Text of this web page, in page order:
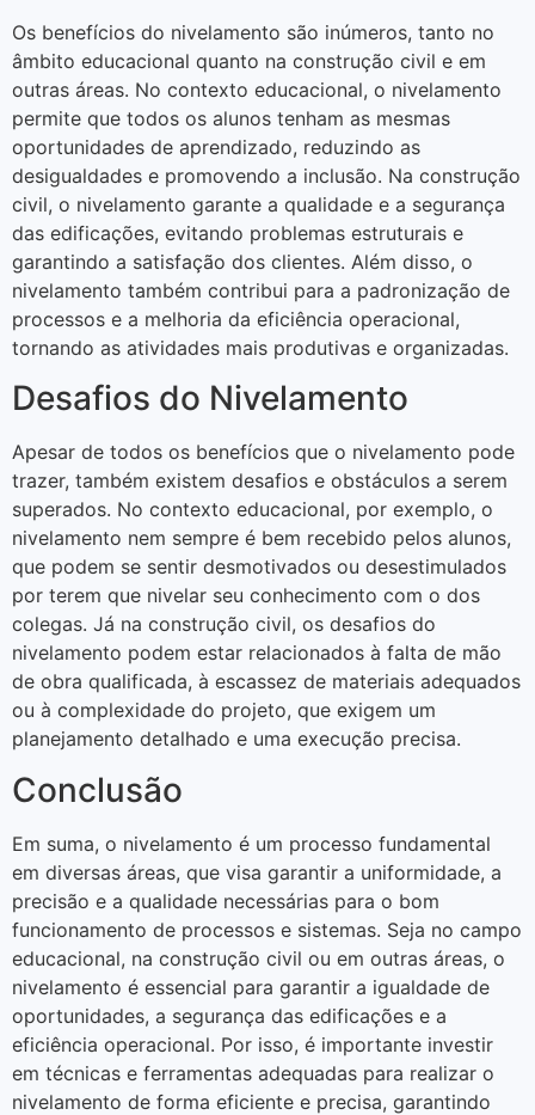
Os benefícios do nivelamento são inúmeros, tanto no
âmbito educacional quanto na construção civil e em
outras áreas. No contexto educacional, o nivelamento
permite que todos os alunos tenham as mesmas
oportunidades de aprendizado, reduzindo as
desigualdades e promovendo a inclusão. Na construção
civil, o nivelamento garante a qualidade e a segurança
das edificações, evitando problemas estruturais e
garantindo a satisfação dos clientes. Além disso, o
nivelamento também contribui para a padronização de
processos e a melhoria da eficiência operacional,
tornando as atividades mais produtivas e organizadas.
Desafios do Nivelamento
Apesar de todos os benefícios que o nivelamento pode
trazer, também existem desafios e obstáculos a serem
superados. No contexto educacional, por exemplo, o
nivelamento nem sempre é bem recebido pelos alunos,
que podem se sentir desmotivados ou desestimulados
por terem que nivelar seu conhecimento com o dos
colegas. Já na construção civil, os desafios do
nivelamento podem estar relacionados à falta de mão
de obra qualificada, à escassez de materiais adequados
ou à complexidade do projeto, que exigem um
planejamento detalhado e uma execução precisa.
Conclusão
Em suma, o nivelamento é um processo fundamental
em diversas áreas, que visa garantir a uniformidade, a
precisão e a qualidade necessárias para o bom
funcionamento de processos e sistemas. Seja no campo
educacional, na construção civil ou em outras áreas, o
nivelamento é essencial para garantir a igualdade de
oportunidades, a segurança das edificações e a
eficiência operacional. Por isso, é importante investir
em técnicas e ferramentas adequadas para realizar o
nivelamento de forma eficiente e precisa, garantindo